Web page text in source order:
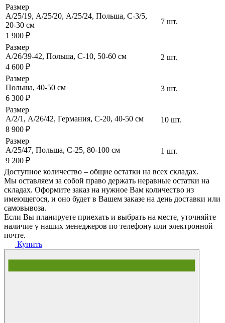
Размер
A/25/19, А/25/20, А/25/24, Польша, C-3/5,
20-30 см
1 900 ₽
7 шт.
Размер
A/26/39-42, Польша, C-10, 50-60 см
4 600 ₽
2 шт.
Размер
Польша, 40-50 cм
6 300 ₽
3 шт.
Размер
А/2/1, А/26/42, Германия, C-20, 40-50 cм
8 900 ₽
10 шт.
Размер
A/25/47, Польша, C-25, 80-100 см
9 200 ₽
1 шт.
Доступное количество – общие остатки на всех складах.
Мы оставляем за собой право держать неравные остатки на
складах. Оформите заказ на нужное Вам количество из
имеющегося, и оно будет в Вашем заказе на день доставки или
самовывоза.
Если Вы планируете приехать и выбрать на месте, уточняйте
наличие у наших менеджеров по телефону или электронной
почте.
Купить